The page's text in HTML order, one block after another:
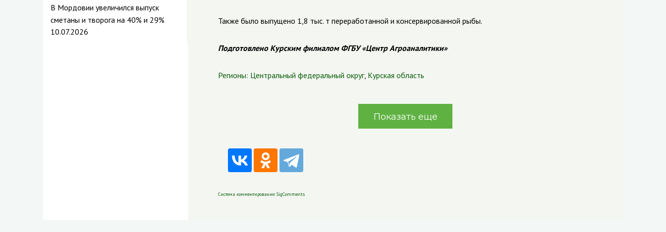
В Мордовии увеличился выпуск
сметаны и творога на 40% и 29%
10.07.2026
Также было выпущено 1,8 тыс. т переработанной и консервированной рыбы.
Подготовлено Курским филиалом ФГБУ «Центр Агроаналитики»
Регионы: Центральный федеральный округ, Курская область
Показать еще
Система комментирования SigComments